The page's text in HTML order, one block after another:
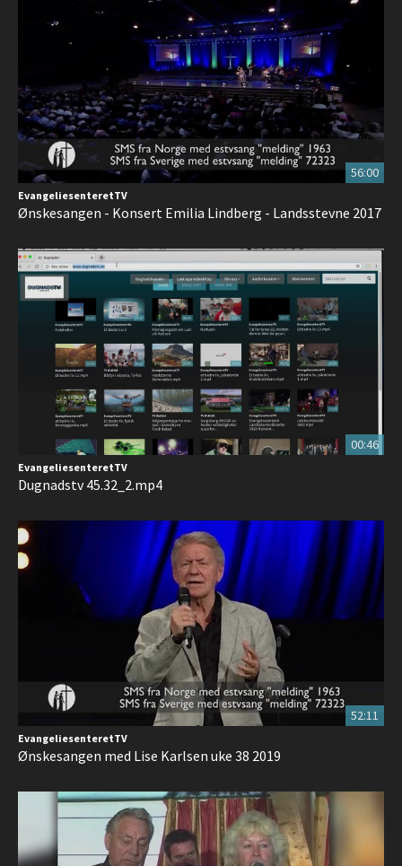
56:00
EvangeliesenteretTV
Ønskesangen - Konsert Emilia Lindberg - Landsstevne 2017
00:46
EvangeliesenteretTV
Dugnadstv 45.32_2.mp4
52:11
EvangeliesenteretTV
Ønskesangen med Lise Karlsen uke 38 2019